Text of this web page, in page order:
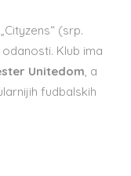
(srp.
Klub ima
Unitedom, a
fudbalskih